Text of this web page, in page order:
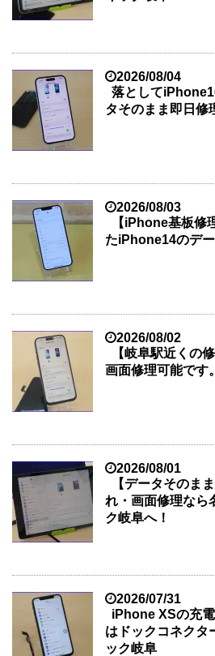
2026/08/04
落として
タそのまま即日修
2026/08/03
【iPhone基板修
たiPhone14のデ
2026/08/02
【岐阜駅近くの
画面修理可能で
2026/08/01
【データそのま
れ・画面修理なら
ク岐阜へ！
2026/07/31
iPhone XSの充
はドックコネクタ
ック岐阜